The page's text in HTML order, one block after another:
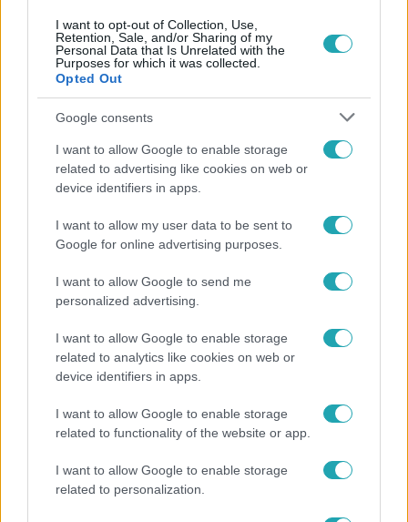
I want to opt-out of Collection, Use,
Retention, Sale, and/or Sharing of my
Personal Data that Is Unrelated with the
Purposes for which it was collected.
Opted Out
Google consents
I want to allow Google to enable storage
related to advertising like cookies on web or
device identifiers in apps.
I want to allow my user data to be sent to
Google for online advertising purposes.
I want to allow Google to send me
personalized advertising.
I want to allow Google to enable storage
related to analytics like cookies on web or
device identifiers in apps.
I want to allow Google to enable storage
related to functionality of the website or app.
I want to allow Google to enable storage
related to personalization.
os tüdőkapacitásom